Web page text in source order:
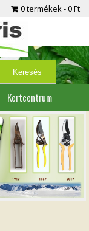
0 termékek 0 Ft
Kertcentrum